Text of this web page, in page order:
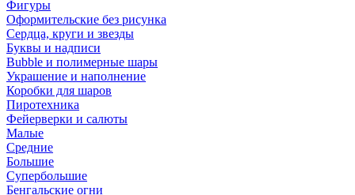
Фигуры
Оформительские без рисунка
Сердца, круги и звезды
Буквы и надписи
Bubble и полимерные шары
Украшение и наполнение
Коробки для шаров
Пиротехника
Фейерверки и салюты
Малые
Средние
Большие
Супербольшие
Бенгальские огни